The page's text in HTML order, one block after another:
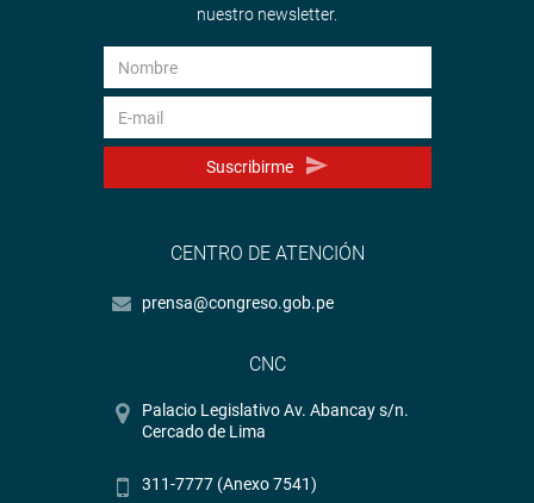
nuestro newsletter.
Suscribirme
CENTRO DE ATENCIÓN
prensa@congreso.gob.pe
CNC
Palacio Legislativo Av. Abancay s/n.
Cercado de Lima
311-7777 (Anexo 7541)